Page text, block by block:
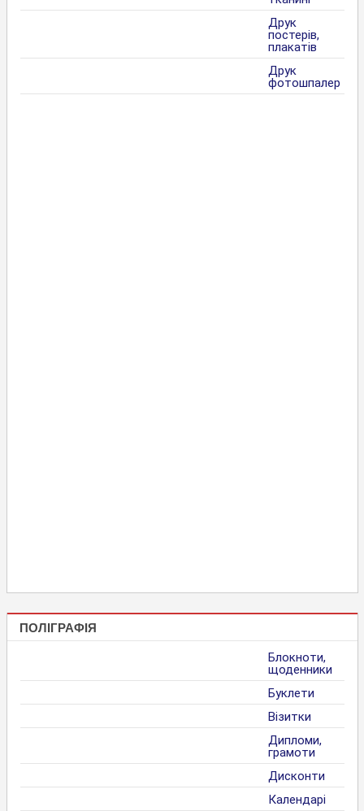
Друк
постерів,
плакатів
Друк
фотошпалер
ПОЛІГРАФІЯ
Блокноти,
щоденники
Буклети
Візитки
Дипломи,
грамоти
Дисконти
Календарі